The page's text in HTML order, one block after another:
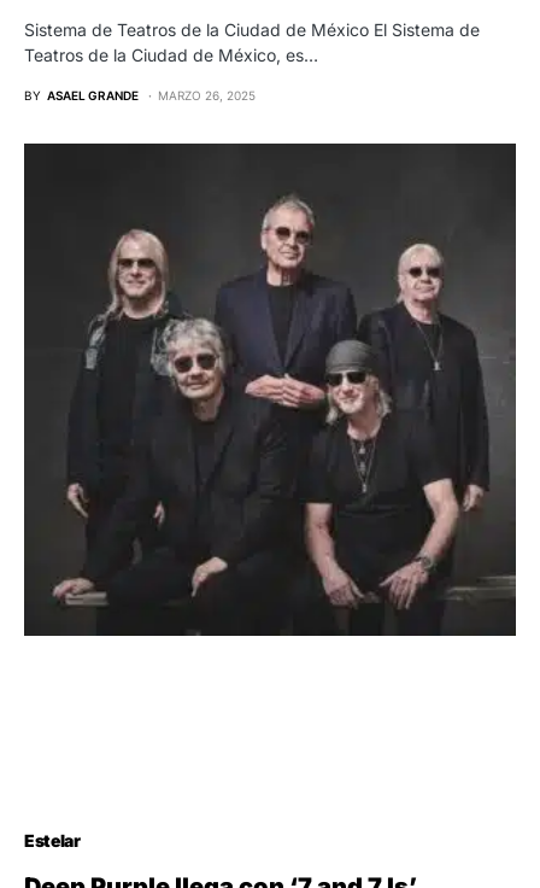
Sistema de Teatros de la Ciudad de México El Sistema de
Teatros de la Ciudad de México, es…
BY ASAEL GRANDE MARZO 26, 2025
Estelar